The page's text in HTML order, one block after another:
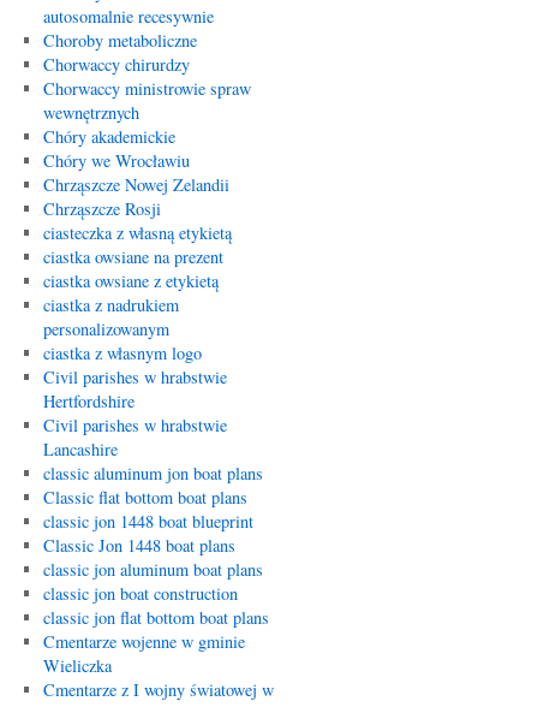
autosomalnie recesywnie
Choroby metaboliczne
Chorwaccy chirurdzy
Chorwaccy ministrowie spraw
wewnętrznych
Chóry akademickie
Chóry we Wrocławiu
Chrząszcze Nowej Zelandii
Chrząszcze Rosji
ciasteczka z własną etykietą
ciastka owsiane na prezent
ciastka owsiane z etykietą
ciastka z nadrukiem
personalizowanym
ciastka z własnym logo
Civil parishes w hrabstwie
Hertfordshire
Civil parishes w hrabstwie
Lancashire
classic aluminum jon boat plans
Classic flat bottom boat plans
classic jon 1448 boat blueprint
Classic Jon 1448 boat plans
classic jon aluminum boat plans
classic jon boat construction
classic jon flat bottom boat plans
Cmentarze wojenne w gminie
Wieliczka
Cmentarze z I wojny światowej w